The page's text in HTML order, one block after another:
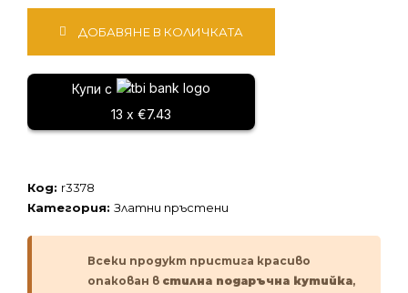
Златен
пръстен
ДОБАВЯНЕ В КОЛИЧКАТА
Купи с
13 x €7.43
Код: r3378
Категория: Златни пръстени
Всеки продукт пристига красиво
опакован в стилна подаръчна кутийка,